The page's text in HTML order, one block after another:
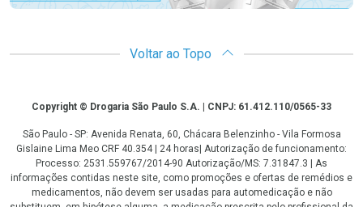
Voltar ao Topo
CopyrightCopyright © Drogaria São Paulo S.A. | CNPJ: 61.412.110/0565-33
São Paulo - SP: Avenida Renata, 60, Chácara Belenzinho - Vila Formosa
Gislaine Lima Meo CRF 40.354 | 24 horas| Autorização de funcionamento:
Processo: 2531.559767/2014-90 Autorização/MS: 7.31847.3 | As
informações contidas neste site, como promoções e ofertas de remédios e
medicamentos, não devem ser usadas para automedicação e não